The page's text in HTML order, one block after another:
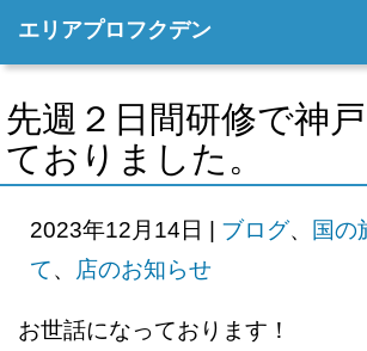
エリアプロフクデン
先週２日間研修で神
ておりました。
2023年12月14日 | ブログ、 国の
て、 店のお知らせ
お世話になっております！